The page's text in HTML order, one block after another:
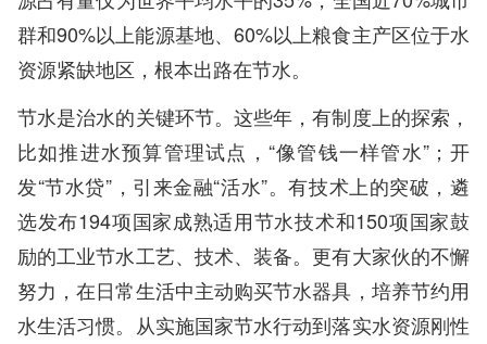
群和90%以上能源基地、60%以上粮食主产区位于水
资源紧缺地区，根本出路在节水。
节水是治水的关键环节。这些年，有制度上的探索，
比如推进水预算管理试点，“像管钱一样管水”；开
发“节水贷”，引来金融“活水”。有技术上的突破，遴
选发布194项国家成熟适用节水技术和150项国家鼓
励的工业节水工艺、技术、装备。更有大家伙的不懈
努力，在日常生活中主动购买节水器具，培养节约用
水生活习惯。从实施国家节水行动到落实水资源刚性